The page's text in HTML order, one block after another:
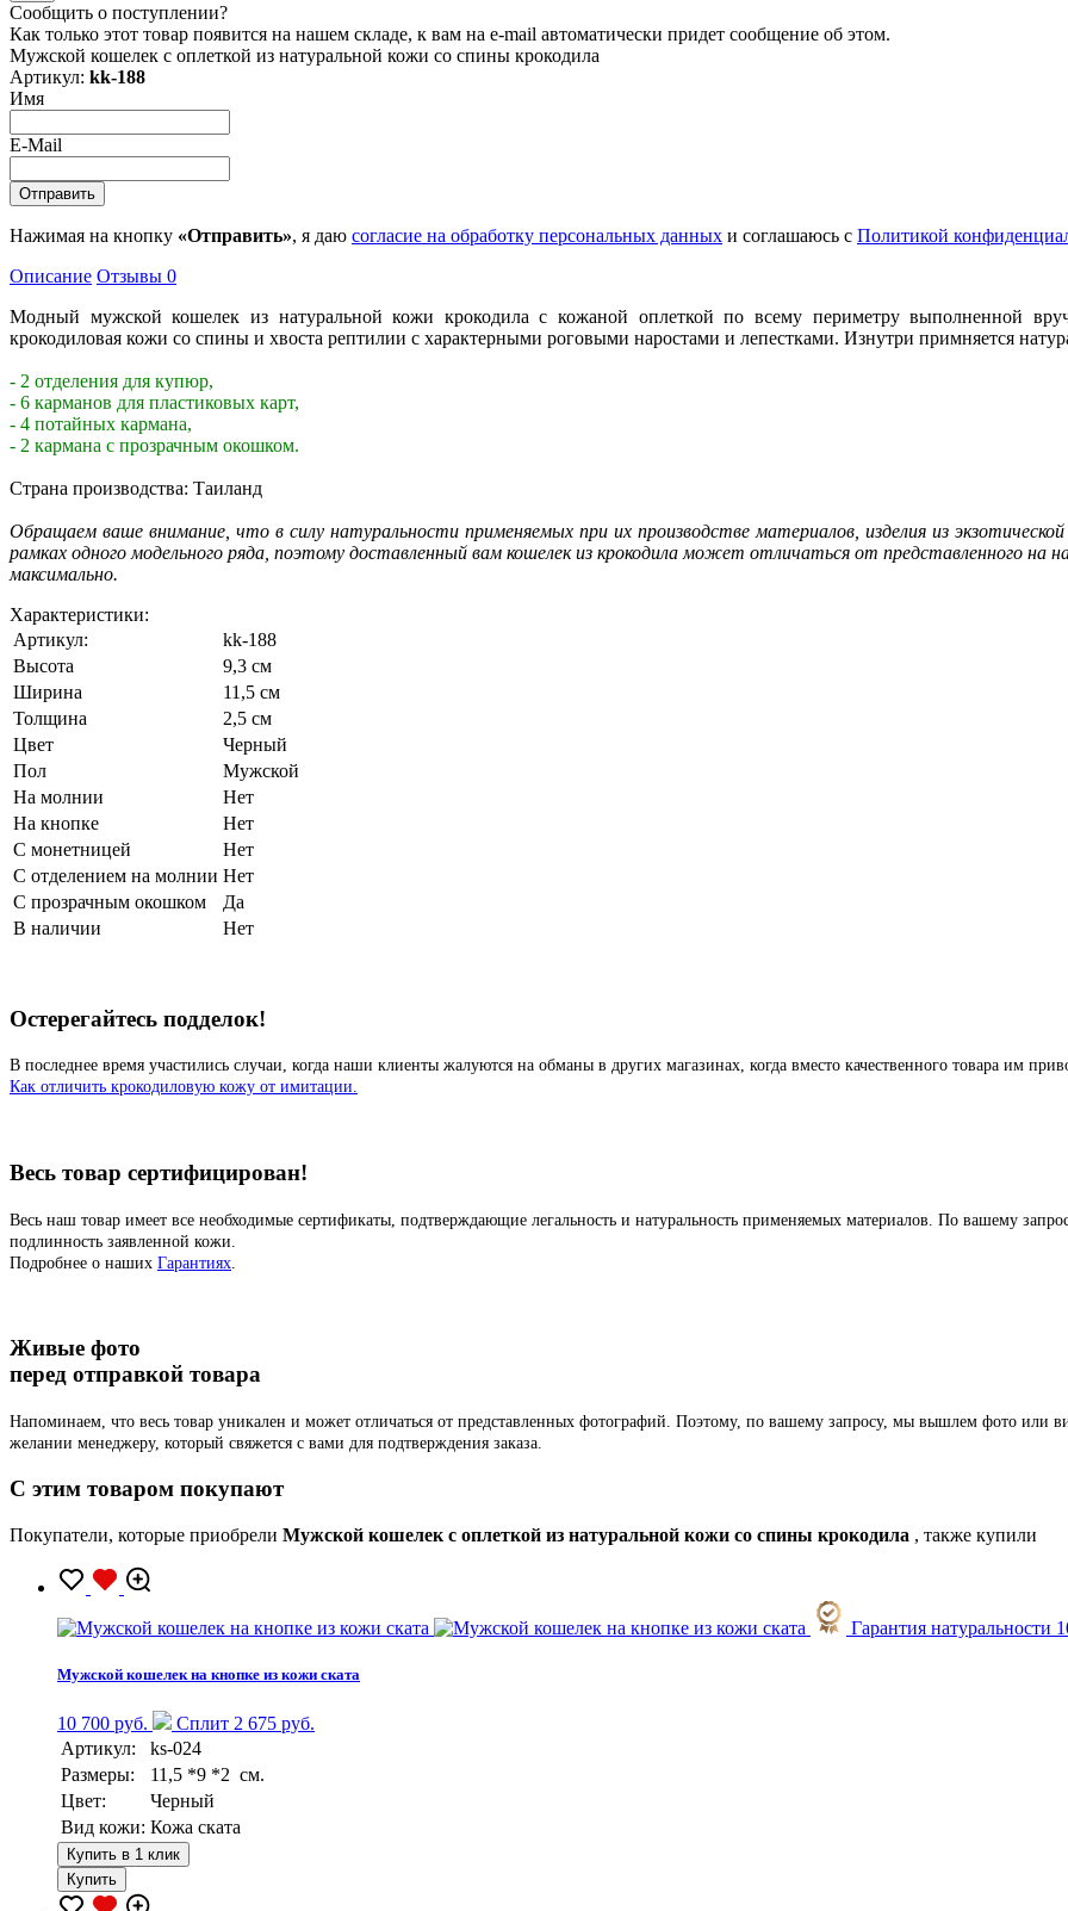
Сообщить о поступлении?
Как только этот товар появится на нашем складе, к вам на e-mail автоматически придет сообщение об этом.
Мужской кошелек с оплеткой из натуральной кожи со спины крокодила
Артикул: kk-188
Имя
E-Mail
Нажимая на кнопку «Отправить», я даю согласие на обработку персональных данных и соглашаюсь с Политикой
Описание Отзывы 0
Модный мужской кошелек из натуральной кожи крокодила с кожаной оплеткой по всему периметру выполненной
крокодиловая кожи со спины и хвоста рептилии с характерными роговыми наростами и лепестками. Изнутри примняется
- 2 отделения для купюр,
- 6 карманов для пластиковых карт,
- 4 потайных кармана,
- 2 кармана с прозрачным окошком.
Страна производства: Таиланд
Обращаем ваше внимание, что в силу натуральности применяемых при их производстве материалов, изделия из
рамках одного модельного ряда, поэтому доставленный вам кошелек из крокодила может отличаться от представленного
максимально.
Характеристики:
Артикул:
kk-188
Высота
9,3 см
Ширина
11,5 см
Толщина
2,5 см
Цвет
Черный
Пол
Мужской
На молнии
Нет
На кнопке
Нет
С монетницей
Нет
С отделением на молнии Нет
С прозрачным окошком
Да
В наличии
Нет
Остерегайтесь подделок!
В последнее время участились случаи, когда наши клиенты жалуются на обманы в других магазинах, когда вместо качественного товара им
Как отличить крокодиловую кожу от имитации.
Весь товар сертифицирован!
Весь наш товар имеет все необходимые сертификаты, подтверждающие легальность и натуральность применяемых материалов. По вашему
подлинность заявленной кожи.
Подробнее о наших Гарантиях
Живые фото
перед отправкой товара
Напоминаем, что весь товар уникален и может отличаться от представленных фотографий. Поэтому, по вашему запросу, мы вышлем фото или
желании менеджеру, который свяжется с вами для подтверждения заказа.
C этим товаром покупают
Покупатели, которые приобрели Мужской кошелек с оплеткой из натуральной кожи со спины крокодила , также купили
Гарантия натуральности
Мужской кошелек на кнопке из кожи ската
10 700 руб.
Сплит 2 675 руб.
Артикул:
ks-024
Размеры:
11,5 *9 *2 см.
Цвет:
Черный
Вид кожи: Кожа ската
Купить в 1 клик
Купить